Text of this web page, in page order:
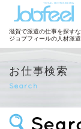
滋賀で派遣の仕事を探す
ジョブフィールの人材派遣
お仕事検索
Search